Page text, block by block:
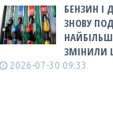
БЕНЗИН І
ЗНОВУ
ЗМІНИЛИ
2026-07-30 09:33